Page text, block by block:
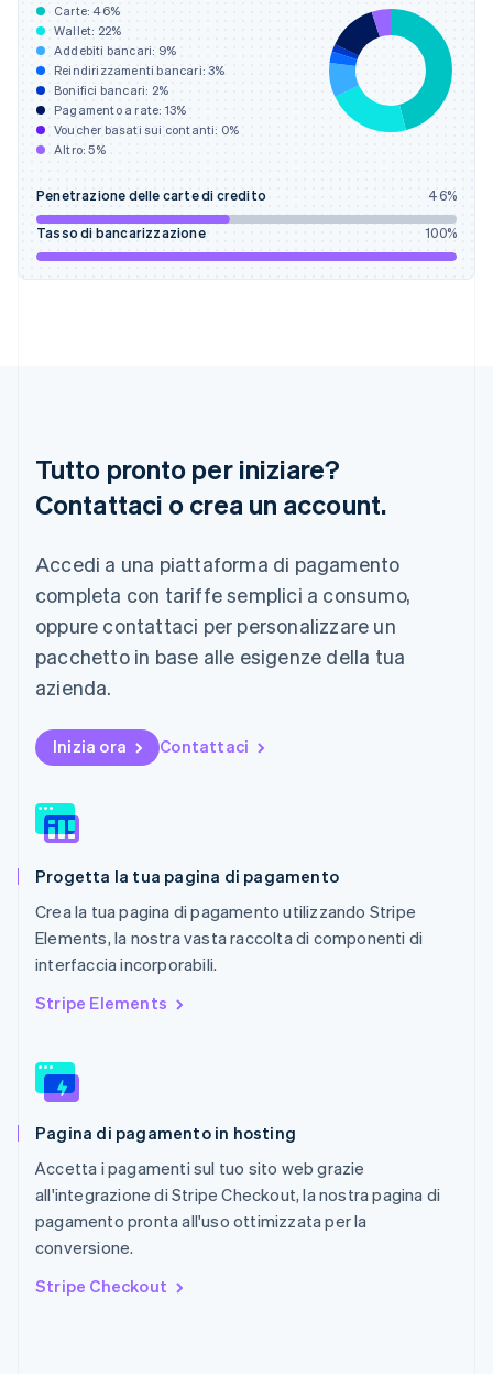
Carte:46%
Wallet: 22%
Addebiti bancari: 9%
Reindirizzamenti bancari:3%
Bonifici bancari: 2%
Pagamento a rate: 13%
Voucher basati sui contanti: 0%
Altro:5%
Penetrazione delle carte di credito 46%
Tasso di bancarizzazione 100%
Tutto pronto per iniziare?
Contattaci o crea un account.
Accedi a una piattaforma di pagamento
completa con tariffe semplici a consumo,
oppure contattaci per personalizzare un
pacchetto in base alle esigenze della tua
azienda.
Inizia ora Contattaci
Progetta la tua pagina di pagamento
Crea la tua pagina di pagamento utilizzando Stripe
Elements, la nostra vasta raccolta di componenti di
interfaccia incorporabili.
Stripe Elements
Pagina di pagamento in hosting
Accetta i pagamenti sul tuo sito web grazie
all'integrazione di Stripe Checkout, la nostra pagina di
pagamento pronta all'uso ottimizzata per la
conversione.
Stripe Checkout
Francia
Français English
Germania
DeutschEnglish
Giappone
日本語English
Gibilterra
Grecia
English
India
English
Irlanda
Lituania
English
Lussemburgo
Malaysia
简体中文
Malta
English
Messico
EspañolEnglish
Norvegia
Nuova Zelanda
English
Nederlands
Polonia
English
Portogallo
Português English
RAS di Hong Kong, Cina
English 简体中文
Regno Unito
Repubblica Ceca
English
Singapore
Slovacchia
English
Slovenia
EnglishItaliano
Spagna
EspañolEnglish
EnglishEspañol 简体中文